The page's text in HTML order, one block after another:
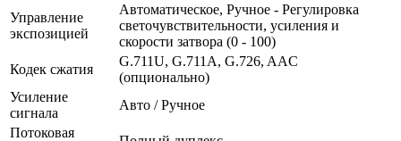
Управление
экспозицией
Автоматическое, Ручное - Регулировка
светочувствительности, усиления и
скорости затвора (0 - 100)
Кодек сжатия
G.711U, G.711A, G.726, AAC
(опционально)
Усиление
сигнала
Авто / Ручное
Потоковая